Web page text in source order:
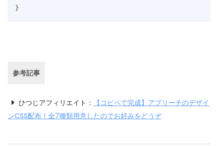
}
参考記事
ひつじアフィリエイト：
【コピペで完成】アプリーチのデザイ
ンCSS配布！全7種類用意したのでお好みをどうぞ